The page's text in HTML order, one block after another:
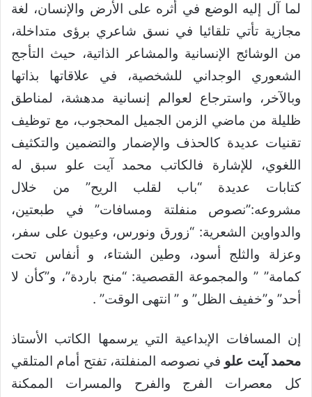
لما آل إليه الوضع في أثره على الأرض والإنسان، لغة
مجازية تأتي تلقائيا في نسق شاعري برؤى متداخلة،
من الوشائج الإنسانية والمشاعر الذاتية، حيث التأجج
الشعوري الوجداني للشخصية، في علاقاتها بذاتها
وبالآخر، واسترجاع لعوالم إنسانية مدهشة، لمناطق
ظليلة من ماضي الزمن الجميل المحجوب، مع توظيف
تقنيات عديدة كالحذف والإضمار والتضمين والتكثيف
اللغوي، للإشارة فالكاتب محمد آيت علو سبق له
كتابات عديدة “باب لقلب الريح” من خلال
مشروعه:”نصوص منفلتة ومسافات” في طبعتين،
والدواوين الشعرية: “زورق ونورس، وعيون على سفر،
وعزلة والثلج أسود، وطين الشتاء، و أنفاس تحت
كمامة” ” والمجموعة القصصية: “منح باردة”، و”كأن لا
أحد” و”خفيف الظل” و ” انتهى الوقت” .
إن المسافات الإبداعية التي يرسمها الكاتب الأستاذ
محمد آيت علو في نصوصه المنفلتة، تفتح أمام المتلقي
كل معصرات الفرج والفرح والمسرات الممكنة